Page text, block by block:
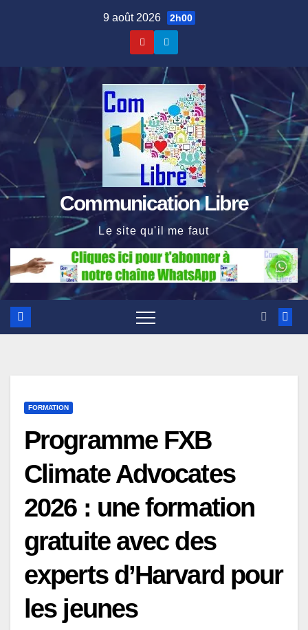
9 août 2026 2h00
Communication Libre
Le site qu'il me faut
FORMATION
Programme FXB
Climate Advocates
2026 : une formation
gratuite avec des
experts d’Harvard pour
les jeunes